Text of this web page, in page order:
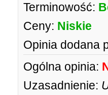
Terminowość:
Ceny: Niskie
Opinia dodana
Ogólna opinia:
Uzasadnienie: